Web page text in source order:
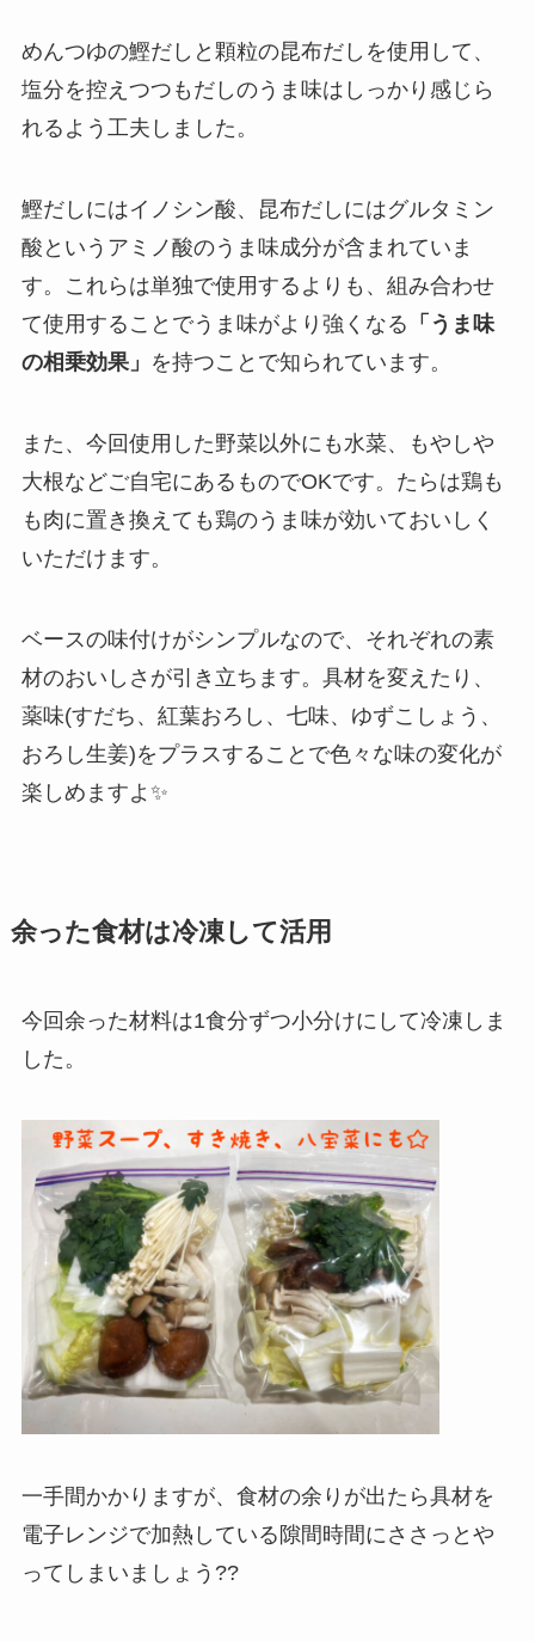
めんつゆの鰹だしと顆粒の昆布だしを使用して、
塩分を控えつつもだしのうま味はしっかり感じら
れるよう工夫しました。
鰹だしにはイノシン酸、昆布だしにはグルタミン
酸というアミノ酸のうま味成分が含まれていま
す。これらは単独で使用するよりも、組み合わせ
て使用することでうま味がより強くなる 「うま味
の相乗効果」 を持つことで知られています。
また、今回使用した野菜以外にも水菜、もやしや
大根などご自宅にあるものでOKです。たらは鶏も
も肉に置き換えても鶏のうま味が効いておいしく
いただけます。
ベースの味付けがシンプルなので、それぞれの素
材のおいしさが引き立ちます。具材を変えたり、
薬味(すだち、紅葉おろし、七味、ゆずこしょう、
おろし生姜)をプラスすることで色々な味の変化が
楽しめますよ✨
余った食材は冷凍して活用
今回余った材料は1食分ずつ小分けにして冷凍しま
した。
一手間かかりますが、食材の余りが出たら具材を
電子レンジで加熱している隙間時間にささっとや
ってしまいましょう??